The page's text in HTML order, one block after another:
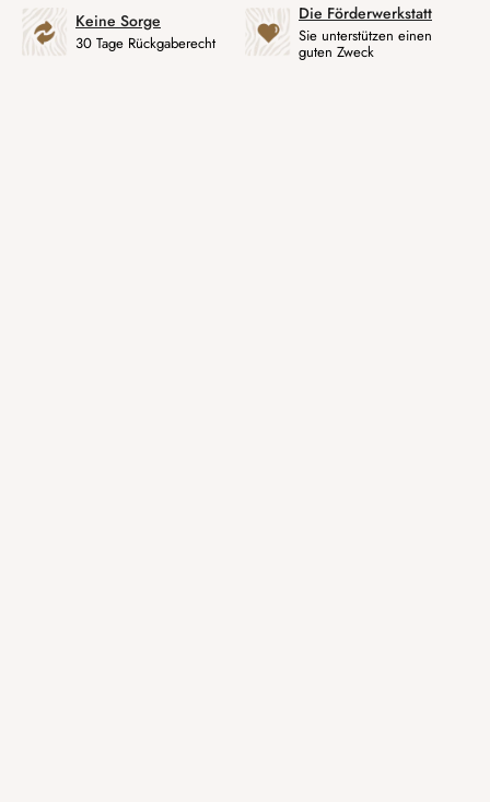
Keine Sorge
30 Tage Rückgaberecht
Die Förderwerkstatt
Sie unterstützen einen
guten Zweck